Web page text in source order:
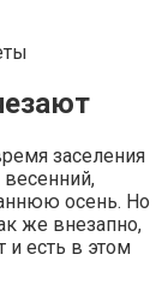
заселения
осень. Но
же внезапно,
и есть в этом